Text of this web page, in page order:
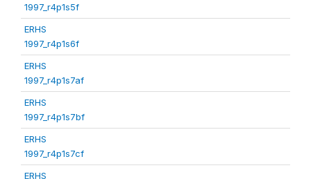
1997_r4p1s5f
ERHS
1997_r4p1s6f
ERHS
1997_r4p1s7af
ERHS
1997_r4p1s7bf
ERHS
1997_r4p1s7cf
ERHS